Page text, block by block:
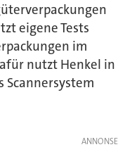
eigene Tests
im
nutzt Henkel in
Scannersystem